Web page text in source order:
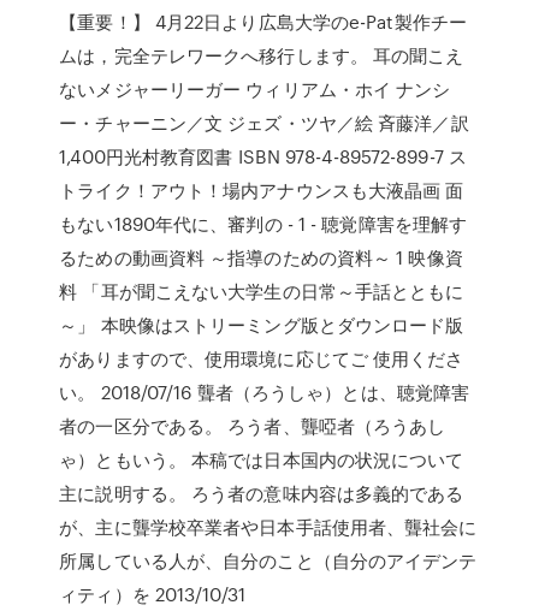
【重要！】 4月22日より広島大学のe-Pat製作チー
ムは，完全テレワークへ移行します。 耳の聞こえ
ないメジャーリーガー ウィリアム・ホイ ナンシ
ー・チャーニン／文 ジェズ・ツヤ／絵 斉藤洋／訳
1,400円光村教育図書 ISBN 978-4-89572-899-7 ス
トライク！アウト！場内アナウンスも大液晶画 面
もない1890年代に、審判の - 1 - 聴覚障害を理解す
るための動画資料 ～指導のための資料～ 1 映像資
料 「耳が聞こえない大学生の日常～手話とともに
～」 本映像はストリーミング版とダウンロード版
がありますので、使用環境に応じてご 使用くださ
い。 2018/07/16 聾者（ろうしゃ）とは、聴覚障害
者の一区分である。 ろう者、聾啞者（ろうあし
ゃ）ともいう。 本稿では日本国内の状況について
主に説明する。 ろう者の意味内容は多義的である
が、主に聾学校卒業者や日本手話使用者、聾社会に
所属している人が、自分のこと（自分のアイデンテ
ィティ）を 2013/10/31